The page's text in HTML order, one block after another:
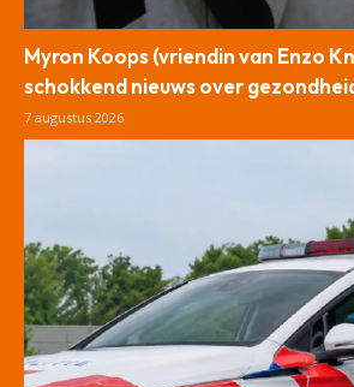
Myron Koops (vriendin van Enzo
schokkend nieuws over
7 augustus 2026